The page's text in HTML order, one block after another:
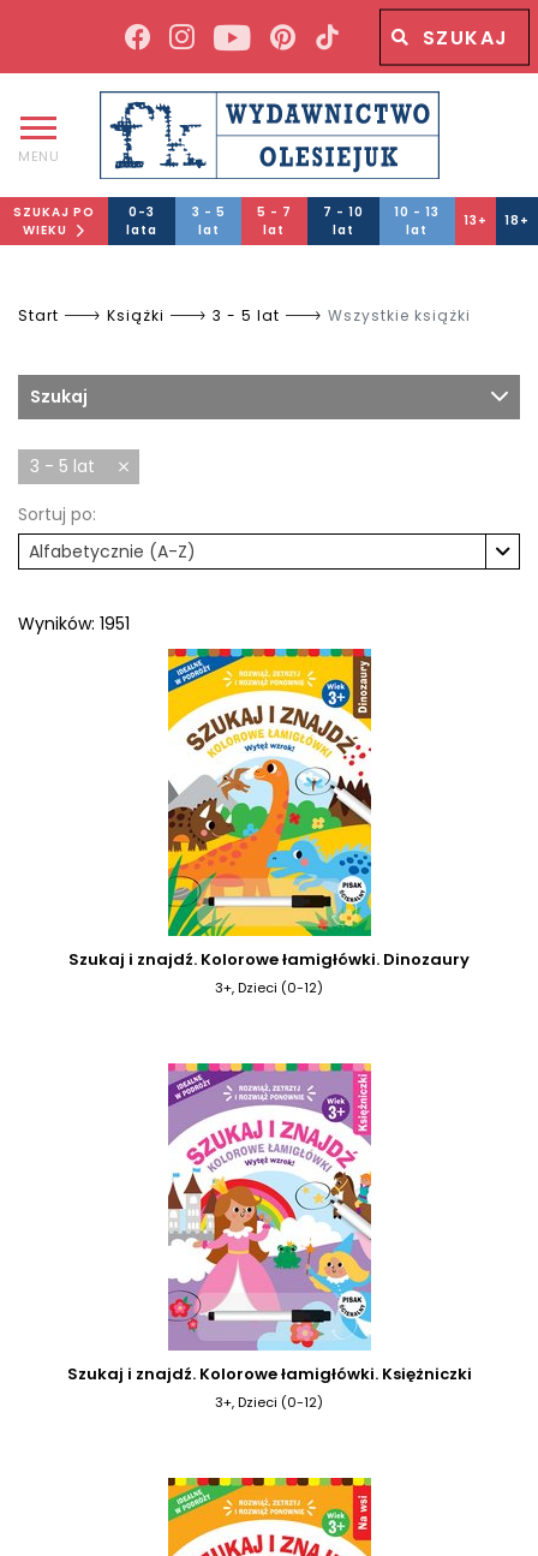
Wyszukiwana fraza
MENU
SZUKAJ PO
WIEKU
0-3
lata
3 - 5
lat
5 - 7
lat
7 - 10
lat
10 - 13
lat
13+ 18+
Start Książki 3 - 5 lat Wszystkie książki
Szukaj
3 - 5 lat
Sortuj po:
Alfabetycznie (A-Z)
Wyników: 1951
Szukaj i znajdź. Kolorowe łamigłówki. Dinozaury
3+, Dzieci (0-12)
Szukaj i znajdź. Kolorowe łamigłówki. Księżniczki
3+, Dzieci (0-12)